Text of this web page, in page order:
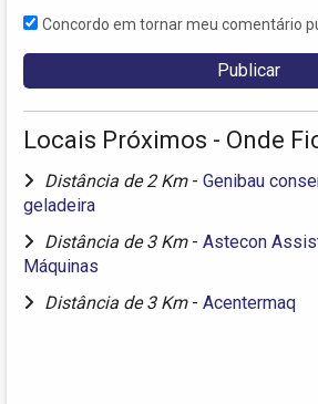
Concordo em tornar meu comentário
Locais Próximos - Onde
Distância de 2 Km - Genibau
geladeira
Distância de 3 Km - Astecon
Máquinas
Distância de 3 Km - Acentermaq